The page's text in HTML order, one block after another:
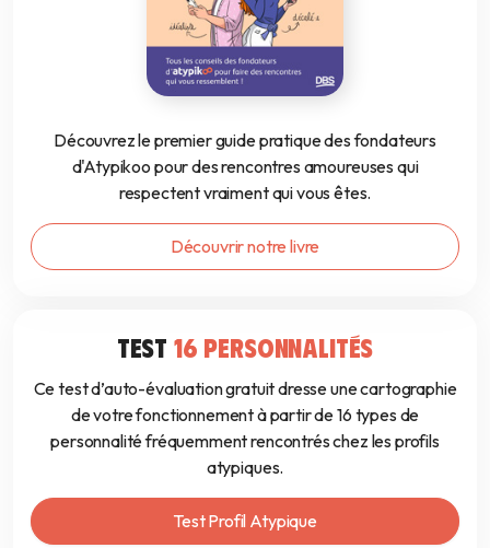
Découvrez le premier guide pratique des fondateurs
d'Atypikoo pour des rencontres amoureuses qui
respectent vraiment qui vous êtes.
Découvrir notre livre
TEST 16 PERSONNALITÉS
Ce test d’auto-évaluation gratuit dresse une cartographie
de votre fonctionnement à partir de 16 types de
personnalité fréquemment rencontrés chez les profils
atypiques.
Test Profil Atypique